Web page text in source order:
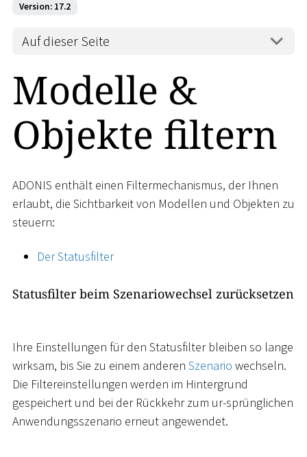
Version: 17.2
Auf dieser Seite
Modelle &
Objekte filtern
ADONIS enthält einen Filtermechanismus, der Ihnen
erlaubt, die Sichtbarkeit von Modellen und Objekten zu
steuern:
Der Statusfilter
Statusfilter beim Szenariowechsel zurücksetzen
Ihre Einstellungen für den Statusfilter bleiben so lange
wirksam, bis Sie zu einem anderen Szenario wechseln.
Die Filtereinstellungen werden im Hintergrund
gespeichert und bei der Rückkehr zum ur-sprünglichen
Anwendungsszenario erneut angewendet.